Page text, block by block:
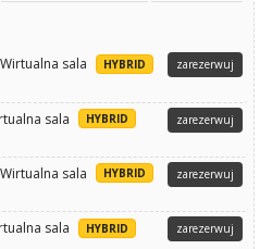
sala
HYBRID
zarezerwuj
sala
HYBRID
zarezerwuj
sala
HYBRID
zarezerwuj
sala
HYBRID
zarezerwuj